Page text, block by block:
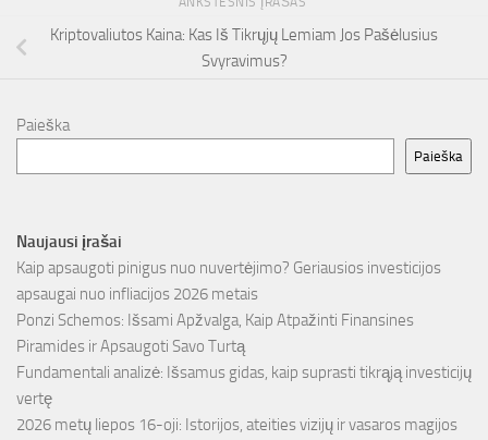
Kriptovaliutos Kaina: Kas Iš Tikrųjų Lemiam Jos Pašėlusius
Svyravimus?
Paieška
Paieška
Naujausi įrašai
Kaip apsaugoti pinigus nuo nuvertėjimo? Geriausios investicijos
apsaugai nuo infliacijos 2026 metais
Ponzi Schemos: Išsami Apžvalga, Kaip Atpažinti Finansines
Piramides ir Apsaugoti Savo Turtą
Fundamentali analizė: Išsamus gidas, kaip suprasti tikrąją investicijų
vertę
2026 metų liepos 16-oji: Istorijos, ateities vizijų ir vasaros magijos